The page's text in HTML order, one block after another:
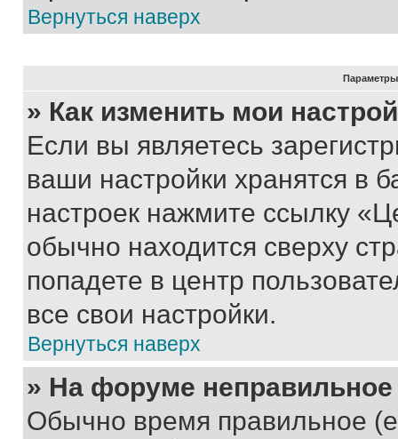
Вернуться наверх
Параметры
» Как изменить мои
Если вы являетесь
ваши настройки хранятся в
настроек нажмите ссылку
обычно находится сверху
попадете в центр
все свои настройки.
Вернуться наверх
» На форуме
Обычно время правильное